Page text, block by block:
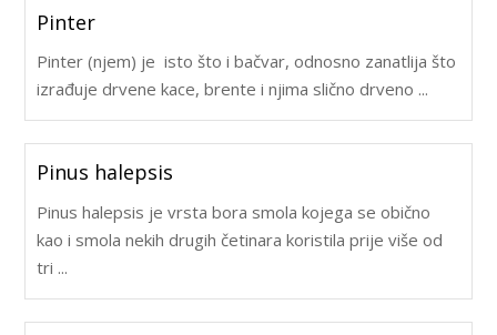
Pinter
Pinter (njem) je isto što i bačvar, odnosno zanatlija što
izrađuje drvene kace, brente i njima slično drveno ...
Pinus halepsis
Pinus halepsis je vrsta bora smola kojega se obično
kao i smola nekih drugih četinara koristila prije više od
tri ...